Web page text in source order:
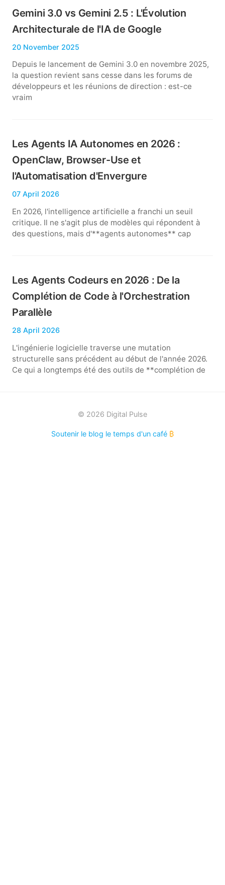
Gemini 3.0 vs Gemini 2.5 : L'Évolution
Architecturale de l'IA de Google
20 November 2025
Depuis le lancement de Gemini 3.0 en novembre 2025,
la question revient sans cesse dans les forums de
développeurs et les réunions de direction : est-ce
vraim
Les Agents IA Autonomes en 2026 :
OpenClaw, Browser-Use et
l'Automatisation d'Envergure
07 April 2026
En 2026, l'intelligence artificielle a franchi un seuil
critique. Il ne s'agit plus de modèles qui répondent à
des questions, mais d'**agents autonomes** cap
Les Agents Codeurs en 2026 : De la
Complétion de Code à l'Orchestration
Parallèle
28 April 2026
L'ingénierie logicielle traverse une mutation
structurelle sans précédent au début de l'année 2026.
Ce qui a longtemps été des outils de **complétion de
© 2026 Digital Pulse
Soutenir le blog le temps d'un café ₿